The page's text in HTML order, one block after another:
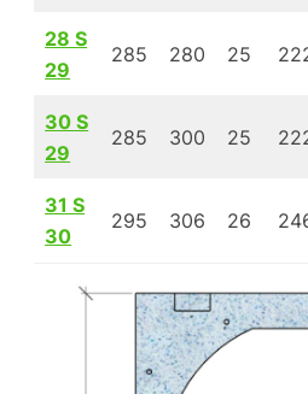
28 S
29
285 280 25
30 S
29
285 300 25
31 S
30
295 306 26